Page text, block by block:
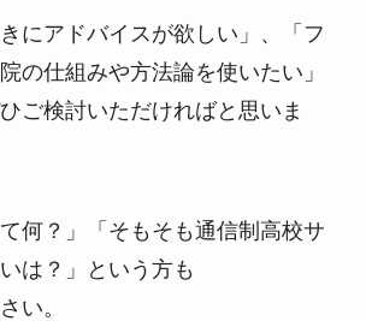
きにアドバイスが欲しい」、「フ
の仕組みや方法論を使いたい」
ご検討いただければと思いま
て何？」「そもそも通信制高校サ
は？」という方も
い。